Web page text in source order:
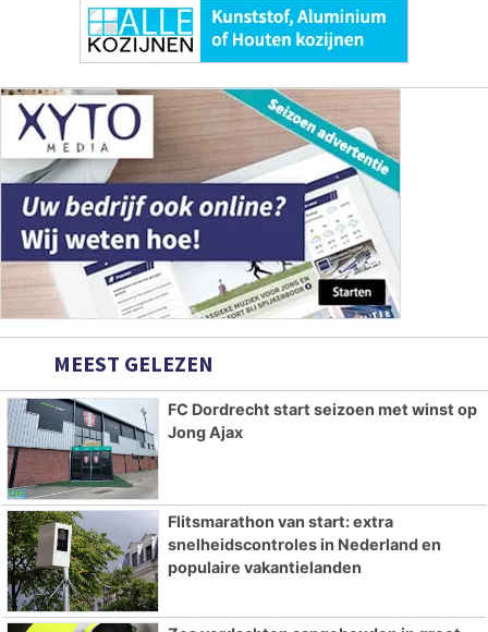
MEEST GELEZEN
FC Dordrecht start seizoen met winst op
Jong Ajax
Flitsmarathon van start: extra
snelheidscontroles in Nederland en
populaire vakantielanden